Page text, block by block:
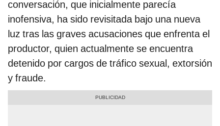
conversación, que inicialmente parecía
inofensiva, ha sido revisitada bajo una nueva
luz tras las graves acusaciones que enfrenta el
productor, quien actualmente se encuentra
detenido por cargos de tráfico sexual, extorsión
y fraude.